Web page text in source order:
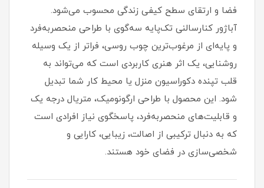
فضا و ارتقای سطح کیفی زندگی محسوب می‌شود.
آباژور کنارسالنی تک‌پایه سه‌گوی با طراحی منحصربه‌فرد
و پایه‌ای از مرغوب‌ترین چوب روسی، فراتر از یک وسیله
روشنایی، یک اثر هنری کاربردی است که می‌تواند به
قلب تپنده دکوراسیون منزل یا محیط کار شما تبدیل
شود. این محصول با طراحی ارگونومیک، متریال درجه یک
و قابلیت‌های منحصربه‌فرد، پاسخگوی نیاز افرادی است
که به دنبال ترکیبی از اصالت، زیبایی، کارایی و
شخصی‌سازی در فضای خود هستند.